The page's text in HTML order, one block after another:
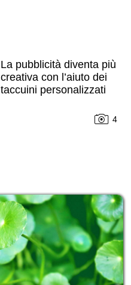
La pubblicità diventa più
creativa con l’aiuto dei
taccuini personalizzati
4